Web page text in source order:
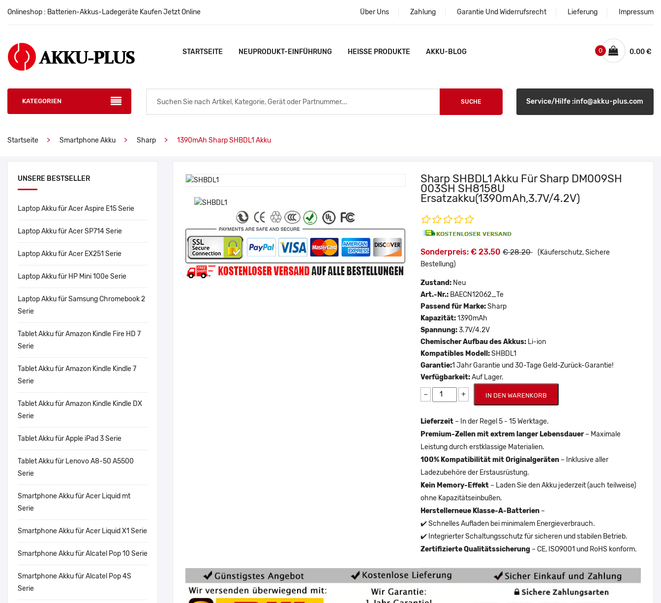
Onlineshop : Batterien-Akkus-Ladegeräte Kaufen Jetzt Online Über Uns Zahlung Garantie Und Widerrufsrecht Lieferung Impressum
STARTSEITE NEUPRODUKT-EINFÜHRUNG HEISSE PRODUKTE AKKU-BLOG 0.00 €
0
KATEGORIEN SUCHE Service/Hilfe :info@akku-plus.com
Startseite Smartphone Akku Sharp 1390mAh Sharp SHBDL1 Akku
UNSERE BESTSELLER
Laptop Akku für Acer Aspire E15 Serie
Laptop Akku für Acer SP714 Serie
Laptop Akku für Acer EX251 Serie
Laptop Akku für HP Mini 100e Serie
Laptop Akku für Samsung Chromebook 2
Serie
Tablet Akku für Amazon Kindle Fire HD 7
Serie
Tablet Akku für Amazon Kindle Kindle 7
Serie
Tablet Akku für Amazon Kindle Kindle DX
Serie
Tablet Akku für Apple iPad 3 Serie
Tablet Akku für Lenovo A8-50 A5500
Serie
Smartphone Akku für Acer Liquid mt
Serie
Smartphone Akku für Acer Liquid X1 Serie
Smartphone Akku für Alcatel Pop 10 Serie
Smartphone Akku für Alcatel Pop 4S
Serie
Sharp SHBDL1 Akku Für Sharp DM009SH
003SH SH8158U
Ersatzakku(1390mAh,3.7V/4.2V)
Sonderpreis: € 23.50 € 28.20 (Käuferschutz, Sichere
Bestellung)
Zustand: Neu
Art.-Nr.: BAECN12062_Te
Passend für Marke:Sharp
Kapazität:1390mAh
Spannung:3.7V/4.2V
Chemischer Aufbau des Akkus: Li-ion
Kompatibles Modell:SHBDL1
Garantie:1 Jahr Garantie und 30-Tage Geld-Zurück-Garantie!
Verfügbarkeit:Auf Lager.
− + IN DEN WARENKORB
Lieferzeit – In der Regel 5 - 15 Werktage.
Premium-Zellen mit extrem langer Lebensdauer– Maximale
Leistung durch erstklassige Materialien.
100% Kompatibilität mit Originalgeräten – Inklusive aller
Ladezubehöre der Erstausrüstung.
Kein Memory-Effekt – Laden Sie den Akku jederzeit (auch teilweise)
ohne Kapazitätseinbußen.
Herstellerneue Klasse-A-Batterien –
✔️ Schnelles Aufladen bei minimalem Energieverbrauch.
✔️ Integrierter Schaltungsschutz für sicheren und stabilen Betrieb.
Zertifizierte Qualitätssicherung – CE, ISO9001 und RoHS konform.